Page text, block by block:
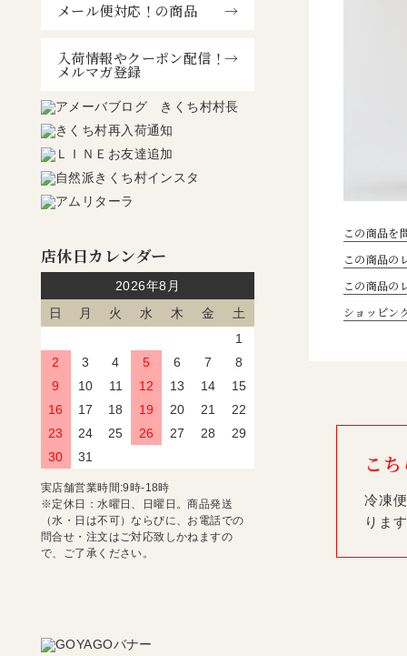
この商品を
この商品の
この商品の
ショッピン
こ
冷凍
りま
メール便対応！の商品
入荷情報やクーポン配信！
メルマガ登録
店休日カレンダー
2026年8月
日
月 火 水 木 金
土
1
2
3 4 5 6 7
8
9
10 11 12 13 14
15
16
17 18 19 20 21
22
23
24 25 26 27 28
29
30
31
実店舗営業時間:9時-18時
※定休日：水曜日、日曜日。商品発送
（水・日は不可）ならびに、お電話での
問合せ・注文はご対応致しかねますの
で、ご了承ください。